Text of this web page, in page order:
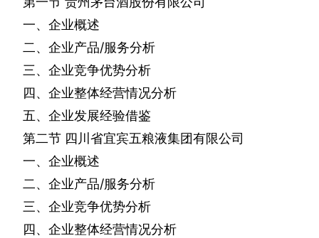
一、企业概述
二、企业产品/服务分析
三、企业竞争优势分析
四、企业整体经营情况分析
五、企业发展经验借鉴
第二节 四川省宜宾五粮液集团有限公司
一、企业概述
二、企业产品/服务分析
三、企业竞争优势分析
四、企业整体经营情况分析